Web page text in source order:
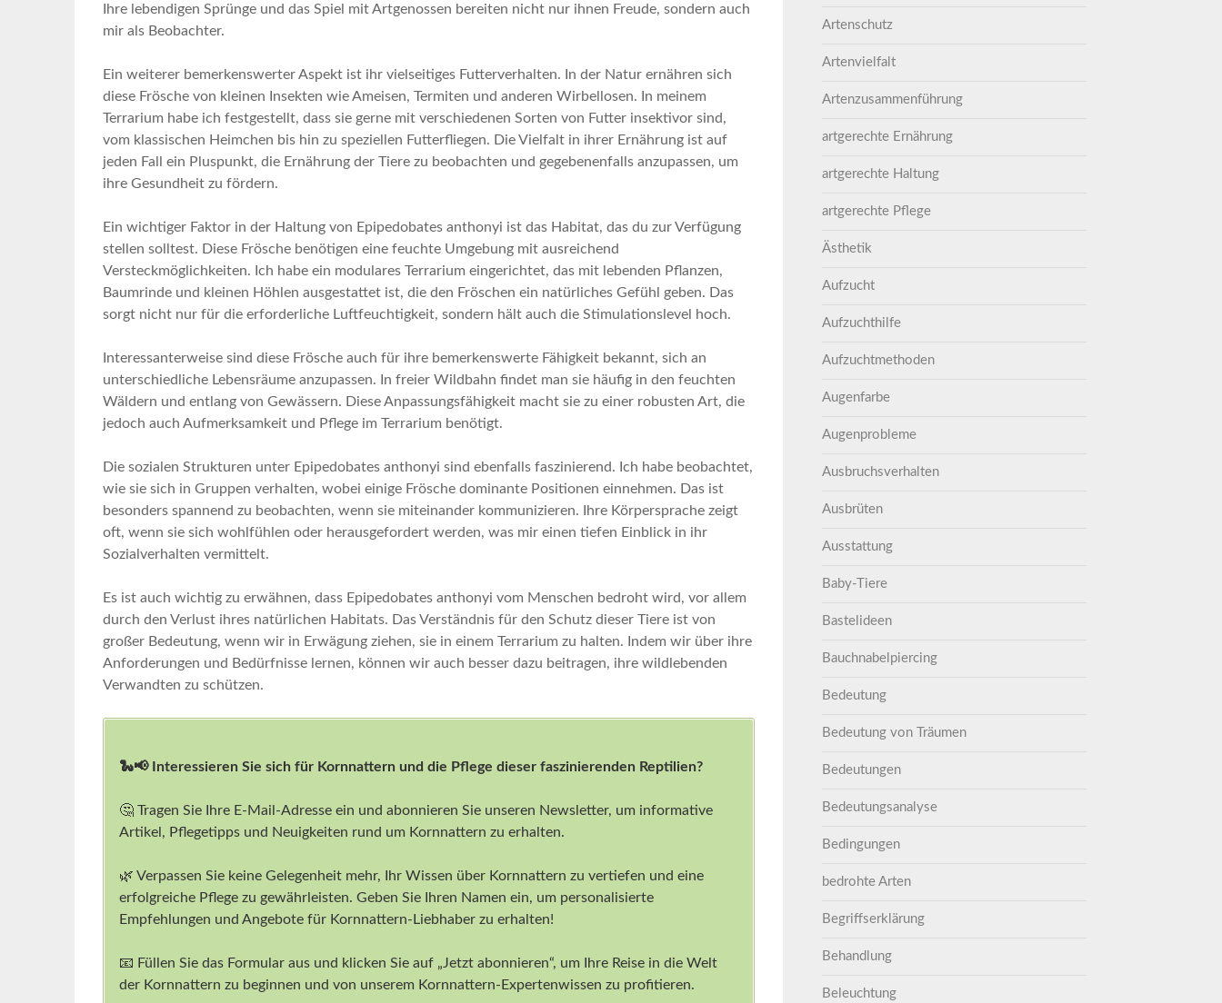
Ihre lebendigen Sprünge und das Spiel mit Artgenossen bereiten nicht nur ihnen Freude, sondern auch
mir als Beobachter.
Ein weiterer bemerkenswerter Aspekt ist ihr vielseitiges Futterverhalten. In ⁢der Natur ernähren sich
diese Frösche von kleinen Insekten wie Ameisen,‍ Termiten und‍ anderen Wirbellosen. In meinem
Terrarium habe ‍ich festgestellt, dass sie gerne mit verschiedenen Sorten ⁢von Futter insektivor sind,
vom klassischen⁤ Heimchen bis hin zu speziellen Futterfliegen. ⁤Die Vielfalt in ihrer‍ Ernährung ist auf
jeden Fall ⁣ein Pluspunkt, die Ernährung der Tiere zu beobachten und ​gegebenenfalls anzupassen, um
ihre Gesundheit zu fördern.
Ein wichtiger Faktor in der Haltung von Epipedobates anthonyi ist das Habitat, das du zur Verfügung
stellen solltest. Diese Frösche‌ benötigen eine⁣ feuchte Umgebung mit ausreichend
Versteckmöglichkeiten.​ Ich habe ein modulares Terrarium eingerichtet, das mit lebenden Pflanzen,
Baumrinde⁤ und kleinen Höhlen ausgestattet ⁣ist, die den⁣ Fröschen ein⁣ natürliches Gefühl⁢ geben. Das
sorgt nicht nur für die erforderliche‌ Luftfeuchtigkeit, sondern hält auch die Stimulationslevel hoch.
Interessanterweise sind diese Frösche auch für ihre bemerkenswerte⁣ Fähigkeit bekannt, ‍sich an
unterschiedliche Lebensräume anzupassen. In freier Wildbahn findet man sie häufig in den feuchten
Wäldern und⁢ entlang von Gewässern. Diese Anpassungsfähigkeit macht sie zu ⁢einer ‍robusten Art, die
jedoch auch Aufmerksamkeit ​und Pflege im ⁢Terrarium benötigt.
Die sozialen Strukturen unter Epipedobates anthonyi sind ebenfalls faszinierend. Ich habe beobachtet,
wie ‌sie ‍sich in Gruppen verhalten,⁢ wobei einige Frösche dominante Positionen einnehmen. Das ist
‍besonders spannend⁤ zu beobachten, ⁤wenn sie‍ miteinander kommunizieren. Ihre Körpersprache zeigt
‌oft, wenn sie sich wohlfühlen oder herausgefordert werden, was mir​ einen tiefen ⁢Einblick in ihr
⁢Sozialverhalten vermittelt.
Es ist auch wichtig zu⁤ erwähnen, dass Epipedobates anthonyi vom Menschen bedroht ​wird, vor allem
durch den Verlust ihres natürlichen Habitats.⁢ Das Verständnis ‌für den​ Schutz dieser⁤ Tiere ist von
großer Bedeutung, wenn​ wir in Erwägung⁢ ziehen, sie in⁢ einem Terrarium zu halten. Indem wir über ihre
Anforderungen und Bedürfnisse lernen, ⁣können wir auch ‌besser ⁢dazu beitragen, ihre wildlebenden
Verwandten zu⁤ schützen.
🐍📢 Interessieren Sie sich für Kornnattern und die Pflege dieser faszinierenden Reptilien?
🤔 Tragen Sie Ihre E-Mail-Adresse ein und abonnieren Sie unseren Newsletter, um informative
Artikel, Pflegetipps und Neuigkeiten rund um Kornnattern zu erhalten.
🌿 Verpassen Sie keine Gelegenheit mehr, Ihr Wissen über Kornnattern zu vertiefen und eine
erfolgreiche Pflege zu gewährleisten. Geben Sie Ihren Namen ein, um personalisierte
Empfehlungen und Angebote für Kornnattern-Liebhaber zu erhalten!
📧 Füllen Sie das Formular aus und klicken Sie auf „Jetzt abonnieren“, um Ihre Reise in die Welt
der Kornnattern zu beginnen und von unserem Kornnattern-Expertenwissen zu profitieren.
Artenschutz
Artenvielfalt
Artenzusammenführung
artgerechte Ernährung
artgerechte Haltung
artgerechte Pflege
Ästhetik
Aufzucht
Aufzuchthilfe
Aufzuchtmethoden
Augenfarbe
Augenprobleme
Ausbruchsverhalten
Ausbrüten
Ausstattung
Baby-Tiere
Bastelideen
Bauchnabelpiercing
Bedeutung
Bedeutung von Träumen
Bedeutungen
Bedeutungsanalyse
Bedingungen
bedrohte Arten
Begriffserklärung
Behandlung
Beleuchtung